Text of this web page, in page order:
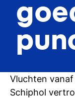
Vluchten
Schiphol